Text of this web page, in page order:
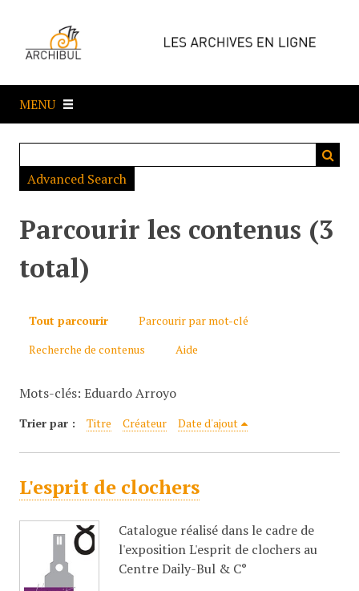
e
a
MENU
Advanced Search
Parcourir les contenus (3
total)
Tout parcourir
Parcourir par mot-clé
Recherche de contenus
Aide
Mots-clés: Eduardo Arroyo
Trier par : Titre Créateur Date d'ajout
L'esprit de clochers
Catalogue réalisé dans le cadre de
l'exposition L'esprit de clochers au
Centre Daily-Bul & C°